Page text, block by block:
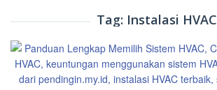
Tag: Instalasi HVAC